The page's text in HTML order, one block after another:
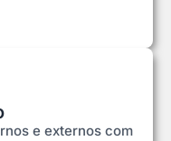
e externos com